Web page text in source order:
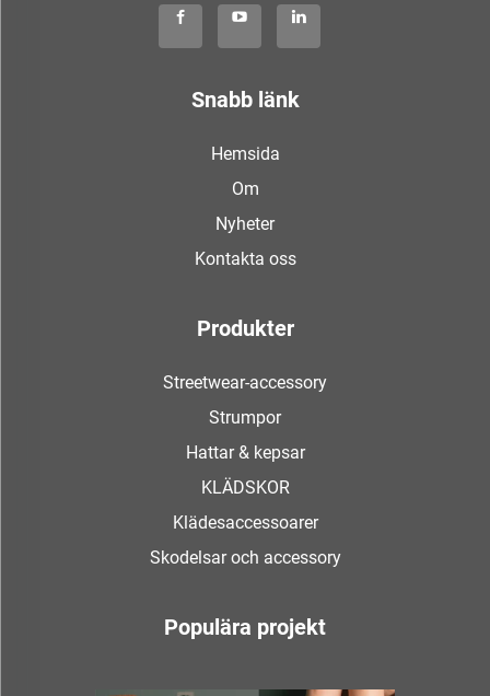
Snabb länk
Hemsida
Om
Nyheter
Kontakta oss
Produkter
Streetwear-accessory
Strumpor
Hattar & kepsar
KLÄDSKOR
Klädesaccessoarer
Skodelsar och accessory
Populära projekt